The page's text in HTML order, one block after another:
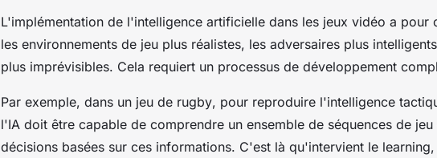
L'implémentation de l'intelligence artificielle dans les jeux vidéo a pour
les environnements de jeu plus réalistes, les adversaires plus
plus imprévisibles. Cela requiert un processus de développement
Par exemple, dans un jeu de rugby, pour reproduire l'intelligence
l'IA doit être capable de comprendre un ensemble de séquences de jeu
décisions basées sur ces informations. C'est là qu'intervient le learning